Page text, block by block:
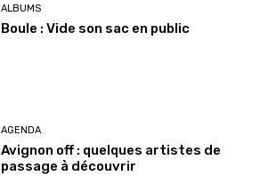
ALBUMS
Boule : Vide son sac en public
AGENDA
Avignon off : quelques artistes de
passage à découvrir